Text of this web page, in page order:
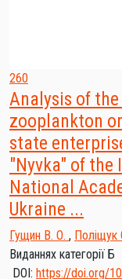
260
Analysis of
zooplankton
state
"Nyvka" of the
National
Ukraine ...
Гущин В. О. , Поліщук
Виданнях категорії Б
DOI: https://doi.org/